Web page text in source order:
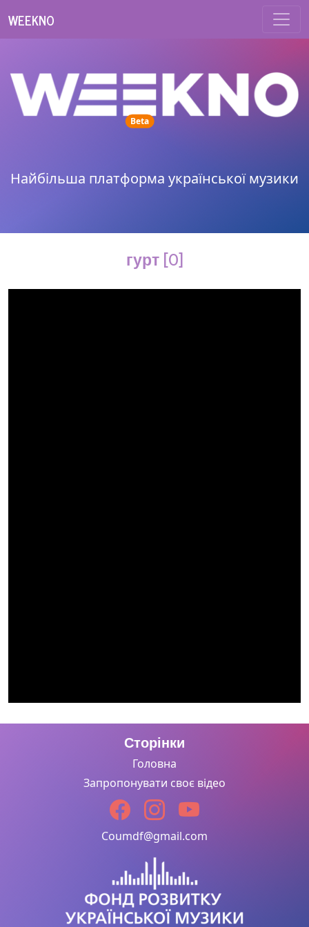
WEEKNO
Betaunread messages
Найбільша платформа української музики
гурт [O]
Сторінки
Головна
Запропонувати своє відео
Coumdf@gmail.com